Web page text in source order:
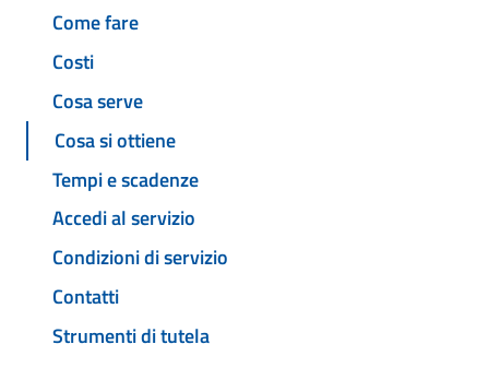
Come fare
Costi
Cosa serve
Cosa si ottiene
Tempi e scadenze
Accedi al servizio
Condizioni di servizio
Contatti
Strumenti di tutela